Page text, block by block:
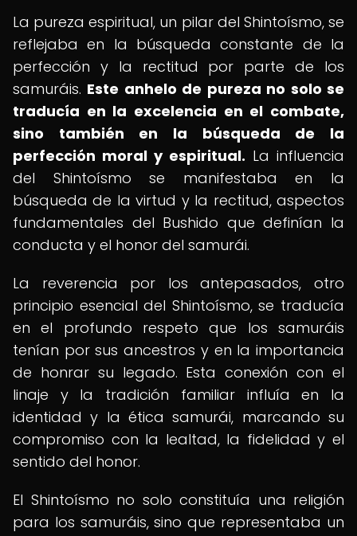
La pureza espiritual, un pilar del Shintoísmo, se
reflejaba en la búsqueda constante de la
perfección y la rectitud por parte de los
samuráis. Este anhelo de pureza no solo se
traducía en la excelencia en el combate,
sino también en la búsqueda de la
perfección moral y espiritual. La influencia
del Shintoísmo se manifestaba en la
búsqueda de la virtud y la rectitud, aspectos
fundamentales del Bushido que definían la
conducta y el honor del samurái.
La reverencia por los antepasados, otro
principio esencial del Shintoísmo, se traducía
en el profundo respeto que los samuráis
tenían por sus ancestros y en la importancia
de honrar su legado. Esta conexión con el
linaje y la tradición familiar influía en la
identidad y la ética samurái, marcando su
compromiso con la lealtad, la fidelidad y el
sentido del honor.
El Shintoísmo no solo constituía una religión
para los samuráis, sino que representaba un